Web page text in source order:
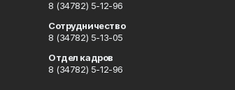
8 (34782) 5-12-96
Сотрудничество
8 (34782) 5-13-05
Отдел кадров
8 (34782) 5-12-96